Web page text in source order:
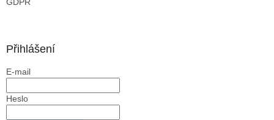
Přihlášení
E-mail
Heslo